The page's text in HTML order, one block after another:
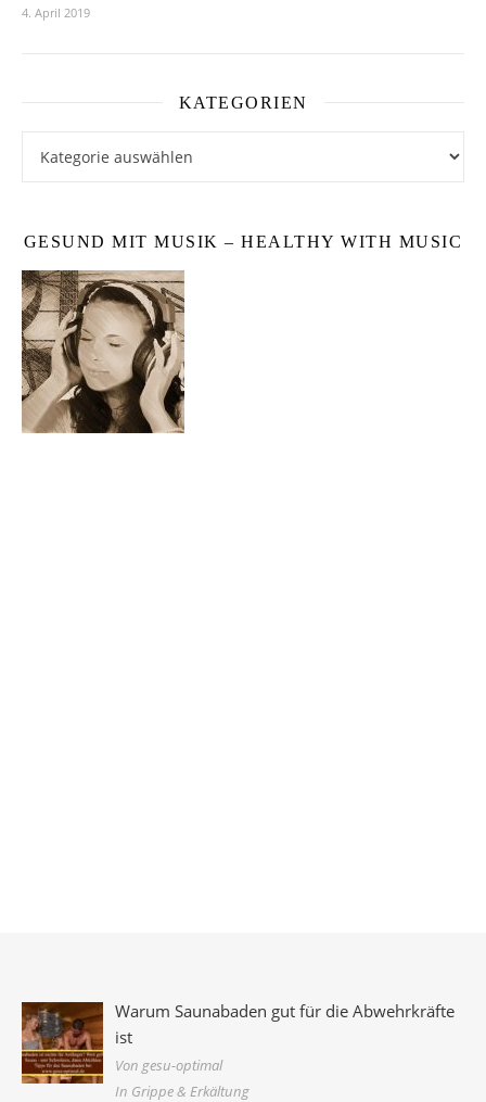
4. April 2019
KATEGORIEN
GESUND MIT MUSIK – HEALTHY WITH MUSIC
Warum Saunabaden gut für die Abwehrkräfte
ist
Von gesu-optimal
In Grippe & Erkältung